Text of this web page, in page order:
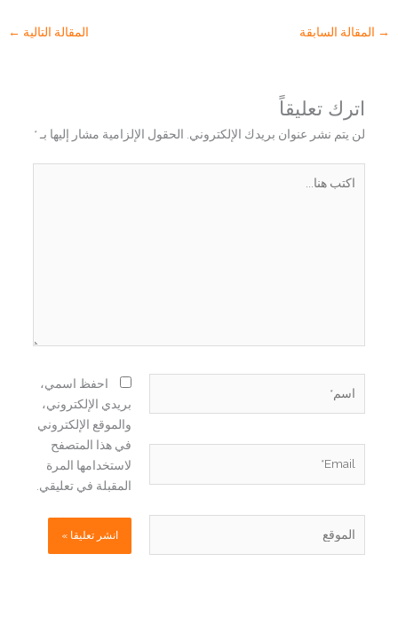
→ المقالة السابقة المقالة التالية ←
اترك تعليقاً
لن يتم نشر عنوان بريدك الإلكتروني. الحقول الإلزامية مشار إليها بـ *
احفظ اسمي،
بريدي الإلكتروني،
والموقع الإلكتروني
في هذا المتصفح
لاستخدامها المرة
المقبلة في تعليقي.